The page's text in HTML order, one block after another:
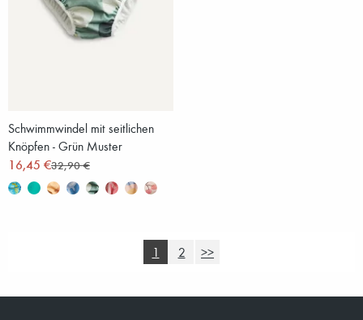
Schwimmwindel mit seitlichen
Knöpfen - Grün Muster
16,45 €32,90 €
1 2 >>